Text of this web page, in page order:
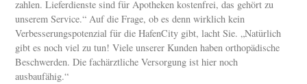
zahlen. Lieferdienste sind für Apotheken kostenfrei, das gehört zu
unserem Service.“ Auf die Frage, ob es denn wirklich kein
Verbesserungspotenzial für die HafenCity gibt, lacht Sie. „Natürlich
gibt es noch viel zu tun! Viele unserer Kunden haben orthopädische
Beschwerden. Die fachärztliche Versorgung ist hier noch
ausbaufähig.“